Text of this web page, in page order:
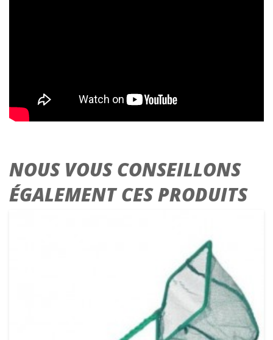
NOUS VOUS CONSEILLONS
ÉGALEMENT CES PRODUITS